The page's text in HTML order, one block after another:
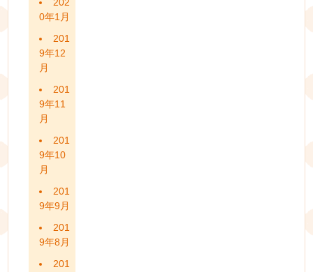
202
0年1月
201
9年12
月
201
9年11
月
201
9年10
月
201
9年9月
201
9年8月
201